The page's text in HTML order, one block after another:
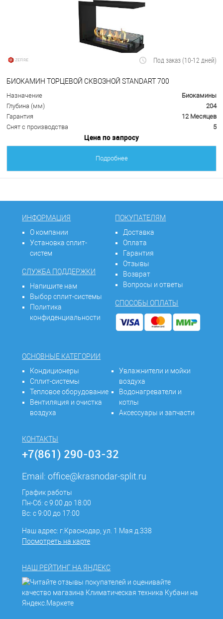
Под заказ (10-12 дней)
БИОКАМИН ТОРЦЕВОЙ СКВОЗНОЙ STANDART 700
Назначение
Биокамины
Глубина (мм)
204
Гарантия
12 Месяцев
Снят с производства
5
Цена по запросу
Подробнее
ИНФОРМАЦИЯ
О компании
Установка сплит-
систем
СЛУЖБА ПОДДЕРЖКИ
Напишите нам
Выбор сплит-системы
Политика
конфиденциальности
ПОКУПАТЕЛЯМ
Доставка
Оплата
Гарантия
Отзывы
Возврат
Вопросы и ответы
СПОСОБЫ ОПЛАТЫ
ОСНОВНЫЕ КАТЕГОРИИ
Кондиционеры
Сплит-системы
Тепловое оборудование
Вентиляция и очистка
воздуха
Увлажнители и мойки
воздуха
Водонагреватели и
котлы
Аксессуары и запчасти
КОНТАКТЫ
+7(861) 290-03-32
Email:office@krasnodar-split.ru
График работы
Пн-Сб: с 9:00 до 18:00
Вс: с 9:00 до 17:00
Наш адрес: г.Краснодар, ул. 1 Мая д.338
Посмотреть на карте
НАШ РЕЙТИНГ НА ЯНДЕКС